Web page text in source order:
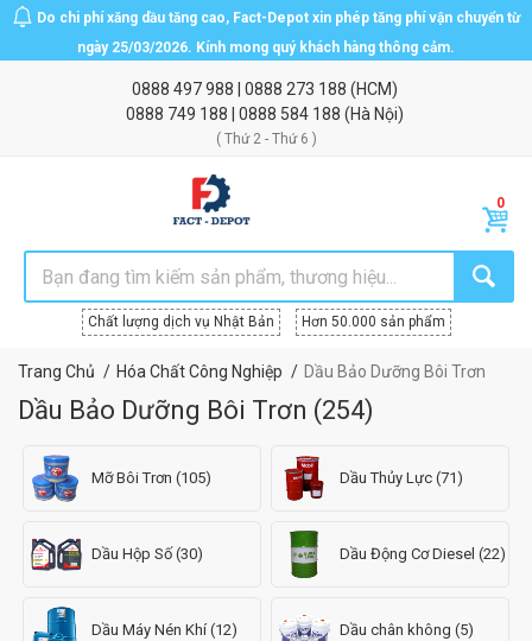
Do chi phí xăng dầu tăng cao, Fact-Depot xin phép tăng phí vận chuyển từ
ngày 25/03/2026. Kính mong quý khách hàng thông cảm.
0888 497 988 0888 273 188 (HCM)
0888 749 188
0888 584 188 (Hà Nội)
( Thứ 2 - Thứ 6 )
Chất lượng dịch vụ Nhật Bản Hơn 50.000 sản phẩm
Trang Chủ Hóa Chất Công Nghiệp Dầu Bảo Dưỡng Bôi Trơn
Dầu Bảo Dưỡng Bôi Trơn (254)
Mỡ Bôi Trơn (105) Dầu Thủy Lực (71)
Dầu Hộp Số (30) Dầu Động Cơ Diesel (22)
Dầu Máy Nén Khí (12) Dầu chân không (5)